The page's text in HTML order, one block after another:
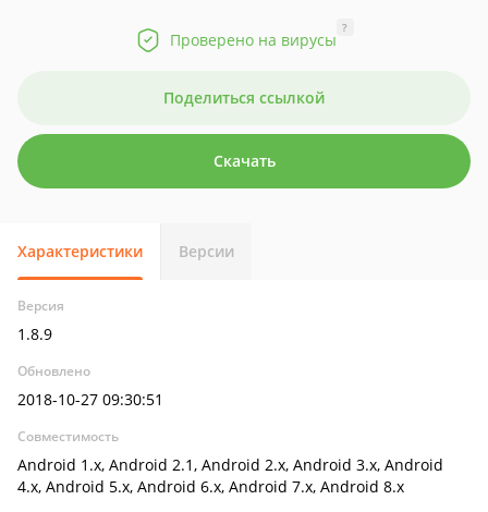
Проверено на вирусы
?
Поделиться ссылкой
Скачать
Характеристики Версии
Версия
1.8.9
Обновлено
2018-10-27 09:30:51
Совместимость
Android 1.x, Android 2.1, Android 2.x, Android 3.x, Android
4.x, Android 5.x, Android 6.x, Android 7.x, Android 8.x